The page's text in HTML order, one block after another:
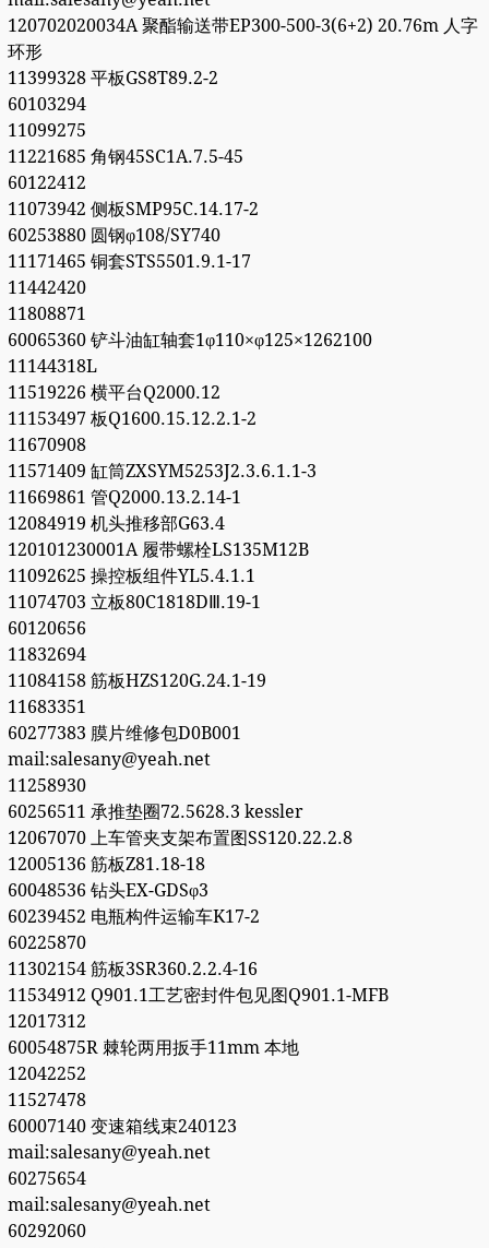
120702020034A 聚酯输送带EP300-500-3(6+2) 20.76m 人字
环形
11399328 平板GS8T89.2-2
60103294
11099275
11221685 角钢45SC1A.7.5-45
60122412
11073942 侧板SMP95C.14.17-2
60253880 圆钢φ108/SY740
11171465 铜套STS5501.9.1-17
11442420
11808871
60065360 铲斗油缸轴套1φ110×φ125×1262100
11144318L
11519226 横平台Q2000.12
11153497 板Q1600.15.12.2.1-2
11670908
11571409 缸筒ZXSYM5253J2.3.6.1.1-3
11669861 管Q2000.13.2.14-1
12084919 机头推移部G63.4
120101230001A 履带螺栓LS135M12B
11092625 操控板组件YL5.4.1.1
11074703 立板80C1818DⅢ.19-1
60120656
11832694
11084158 筋板HZS120G.24.1-19
11683351
60277383 膜片维修包D0B001
mail:salesany@yeah.net
11258930
60256511 承推垫圈72.5628.3 kessler
12067070 上车管夹支架布置图SS120.22.2.8
12005136 筋板Z81.18-18
60048536 钻头EX-GDSφ3
60239452 电瓶构件运输车K17-2
60225870
11302154 筋板3SR360.2.2.4-16
11534912 Q901.1工艺密封件包见图Q901.1-MFB
12017312
60054875R 棘轮两用扳手11mm 本地
12042252
11527478
60007140 变速箱线束240123
mail:salesany@yeah.net
60275654
mail:salesany@yeah.net
60292060